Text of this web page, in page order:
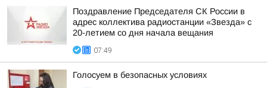
Поздравление Председателя СК России в
адрес коллектива радиостанции «Звезда» с
20-летием со дня начала вещания
07:49
Голосуем в безопасных условиях